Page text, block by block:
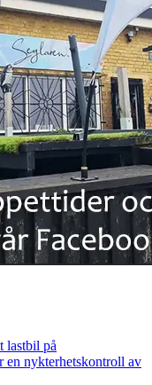
lastbil på
en nykterhetskontroll av